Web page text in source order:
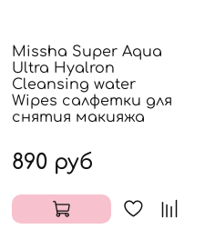
Missha Super Aqua
Ultra Hyalron
Cleansing water
Wipes салфетки для
снятия макияжа
890 руб